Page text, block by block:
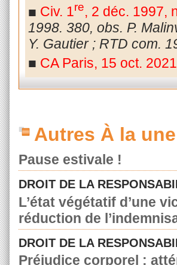
■ Civ. 1re, 2 déc. 1997,
1998. 380, obs. P.
Y. Gautier ; RTD com.
■ CA Paris, 15 oct.
Autres À la une
Pause estivale !
DROIT DE LA
L’état végétatif d’une
réduction de
DROIT DE LA
Préjudice corporel :